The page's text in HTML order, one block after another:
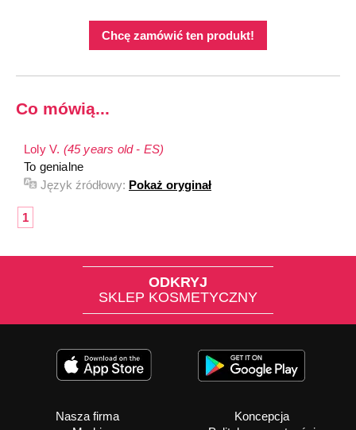
Chcę zamówić ten produkt!
Co mówią...
Loly V. (45 years old - ES)
To genialne
Język źródłowy: Pokaż oryginał
1
ODKRYJ
SKLEP KOSMETYCZNY
Nasza firma
Koncepcja